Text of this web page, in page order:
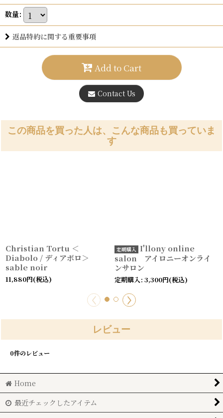
数量:
返品特約に関する重要事項
Add to Cart
Contact Us
この商品を買った人は、こんな商品も買っていま
す
Christian Tortu ＜
Diabolo / ディアボロ＞
sable noir
11,880円(税込)
I'llony online
salon アイロニーオンライ
ンサロン
定期購入: 3,300円(税込)
レビュー
0件のレビュー
Home
最近チェックしたアイテム